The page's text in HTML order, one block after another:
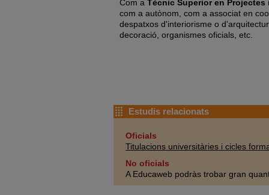
Com a Tècnic Superior en
com a autònom, com a associat en
despatxos d'interiorisme o
decoració, organismes oficials, etc.
Estudis relacionats
Oficials
Titulacions universitàries i cicles
No oficials
A Educaweb podràs trobar gran